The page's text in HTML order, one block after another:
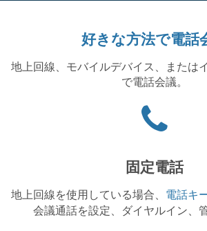
好きな方法で電話
地上回線、モバイルデバイス、または
で電話会議。
icon
固定電話
地上回線を使用している場合、 電話キ
会議通話を設定、ダイヤルイン、